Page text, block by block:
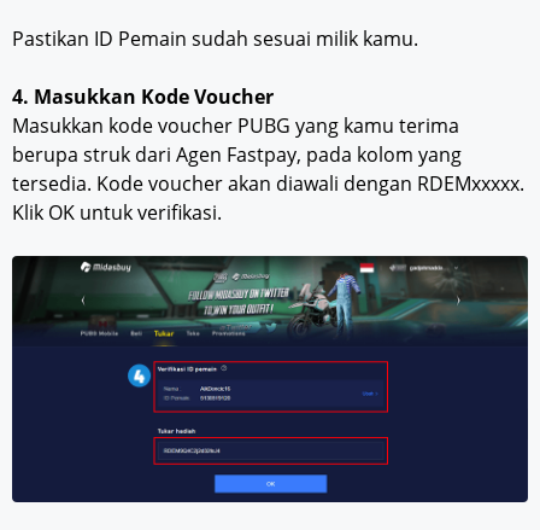
Pastikan ID Pemain sudah sesuai milik kamu.
4. Masukkan Kode Voucher
Masukkan kode voucher PUBG yang kamu terima
berupa struk dari Agen Fastpay, pada kolom yang
tersedia. Kode voucher akan diawali dengan RDEMxxxxx.
Klik OK untuk verifikasi.